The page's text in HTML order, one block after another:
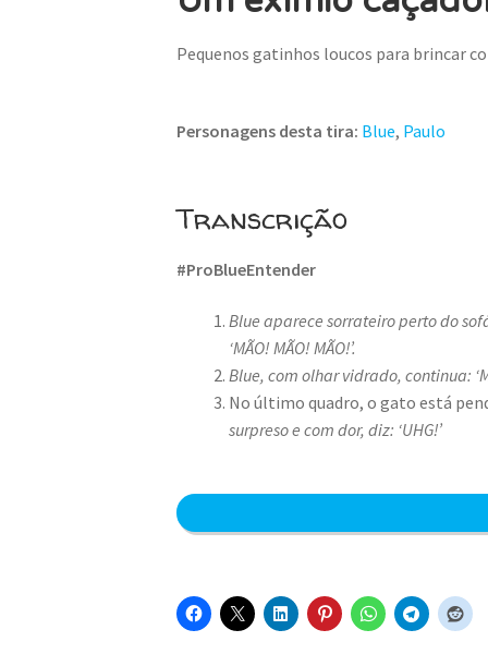
Pequenos gatinhos loucos para brincar
Personagens desta tira: Blue, Paulo
Transcrição
#ProBlueEntender
Blue aparece sorrateiro perto do
‘MÃO!MÃO! MÃO!’.
Blue, com olhar vidrado, continua:
No último quadro, o gato está
surpreso e com dor, diz: ‘UHG!’